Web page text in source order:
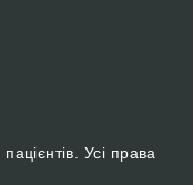
Усі права